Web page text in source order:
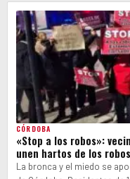
CÓRDOBA
«Stop a los robos»:
unen hartos de los robos
La bronca y el miedo se